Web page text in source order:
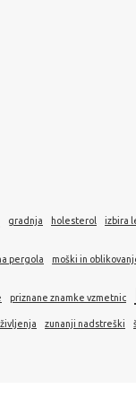
gradnja holesterol izbira
pergola moški in
priznane znamke vzmetnic
zunanji nadstreški